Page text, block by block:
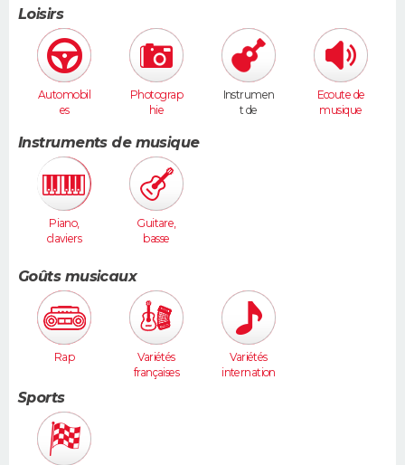
Loisirs
Automobil
es
Photograp
hie
Instrumen
t de
Ecoute de
musique
Instruments de musique
Piano,
claviers
Guitare,
basse
Goûts musicaux
Rap
Variétés
françaises
Variétés
internation
Sports